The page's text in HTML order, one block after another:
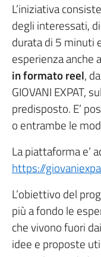
L’iniziativa
degli interessati,
durata di 5 minuti
esperienza anche
in formato reel,
GIOVANI EXPAT,
predisposto. E’
o entrambe le
La piattaforma e’
https://
L’obiettivo del
più a fondo le
che vivono fuori
idee e proposte